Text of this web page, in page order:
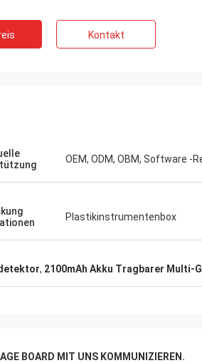
Kontakt
OEM, ODM, OBM, Software -
Plastikinstrumentenbox
, 2100mAh Akku Tragbarer Multi-
BOARD MIT UNS KOMMUNIZIEREN.